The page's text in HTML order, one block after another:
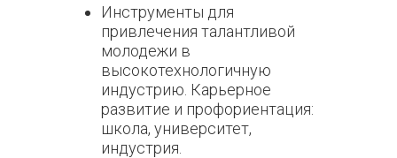
Инструменты для
привлечения талантливой
молодежи в
высокотехнологичную
индустрию. Карьерное
развитие и профориентация:
школа, университет,
индустрия.